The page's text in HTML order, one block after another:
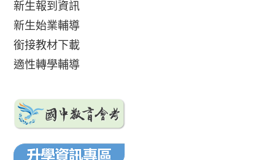
新生報到資訊
新生始業輔導
銜接教材下載
適性轉學輔導